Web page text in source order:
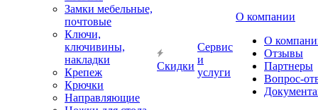
Замки мебельные,
почтовые
Ключи,
ключивины,
накладки
Крепеж
Крючки
Направляющие
Скидки
Сервис
и
услуги
О компании
О
Отзывы
Партнеры
Вопрос-